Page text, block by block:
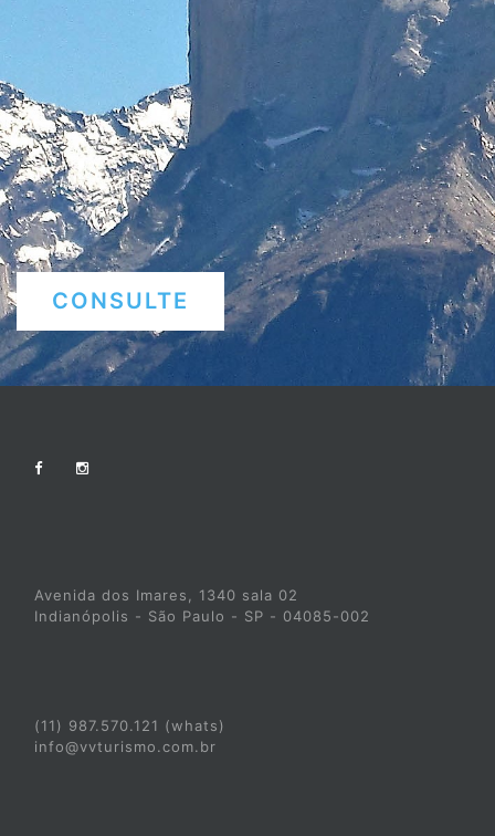
CONSULTE
Avenida dos Imares, 1340 sala 02
Indianópolis - São Paulo - SP - 04085-002
(11) 987.570.121 (whats)
info@vvturismo.com.br